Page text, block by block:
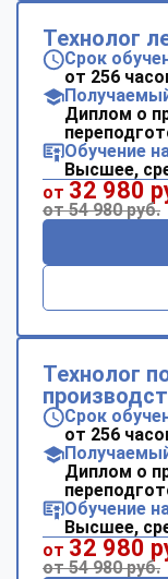
Технолог
Срок
от 256
Диплом о
Обучение
Высшее,
от 32 980
от 54 980 руб.
Технолог
Срок
от 256
Диплом о
Обучение
Высшее,
от 32 980
от 54 980 руб.